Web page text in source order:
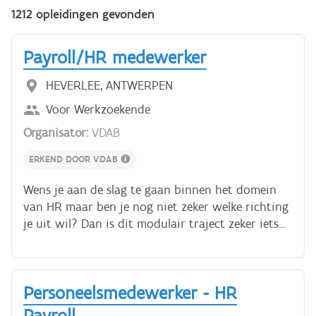
1212 opleidingen gevonden
Payroll/HR medewerker
HEVERLEE, ANTWERPEN
Voor Werkzoekende
Organisator:VDAB
ERKEND DOOR VDAB
Wens je aan de slag te gaan binnen het domein
van HR maar ben je nog niet zeker welke richting
je uit wil? Dan is dit modulair traject zeker iets
voortraject als administratief bediende
personeeldienst. In de loop van de opleiding kan
je de keuze maken om je te specialiseren als
payroll medewerker of als HR-medewerker. Als
Personeelsmedewerker - HR